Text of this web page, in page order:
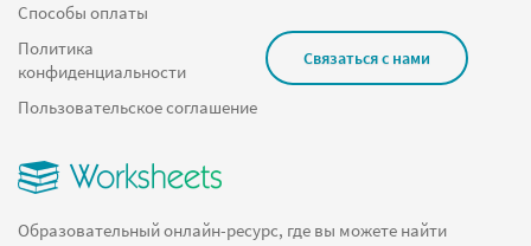
Образовательный онлайн-ресурс, где вы можете найти
Способы оплаты
Политика
конфиденциальности
Пользовательское соглашение
Связаться с нами